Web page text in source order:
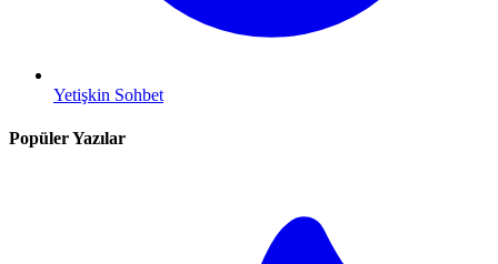
Yetişkin Sohbet
Popüler Yazılar